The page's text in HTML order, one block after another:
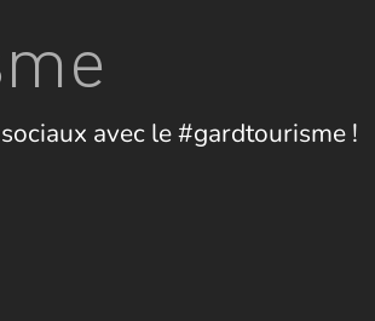
avec le #gardtourisme !